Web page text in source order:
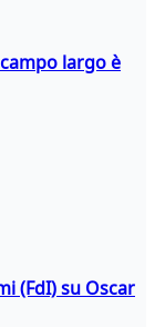
largo è
(FdI) su Oscar